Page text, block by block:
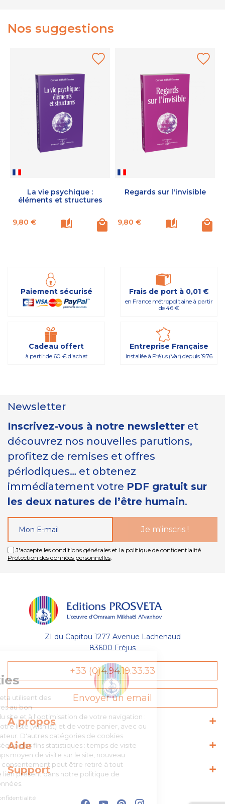
des Cookies
Les Éditions Prosveta utilisent des
cookies nécessaires au bon
fonctionnement du site et à l'optimisation de votre navigation :
conservation de votre liste (wishlist) et de votre panier, avec ou
sans compte utilisateur. D'autres catégories de cookies
peuvent être utilisées à des fins statistiques : temps de visite
sur une page, temps moyen de visite sur le site, nouveau
visiteur, etc. Votre consentement peut être retiré à tout
moment depuis le lien présent dans notre politique de
protection des données.
Lire la politique de confidentialité
Nos suggestions
La vie psychique :
éléments et structures
Prix
9,80 €
Regards sur l'invisible
Prix
9,80 €
Paiement sécurisé Frais de port à 0,01 €
en France métropolitaine à partir
de 46 €
Cadeau offert
à partir de 60 € d'achat
Entreprise Française
installée à Fréjus (Var) depuis 1976
Newsletter
Inscrivez-vous à notre newsletter et
découvrez nos nouvelles parutions,
profitez de remises et offres
périodiques… et obtenez
immédiatement votre PDF gratuit sur
les deux natures de l’être humain.
J'accepte les conditions générales et la politique de confidentialité.
Protection des données personnelles
ZI du Capitou 1277 Avenue Lachenaud
83600 Fréjus
+33 (0)4.94.19.33.33
Envoyer un email
A propos
Aide
Support